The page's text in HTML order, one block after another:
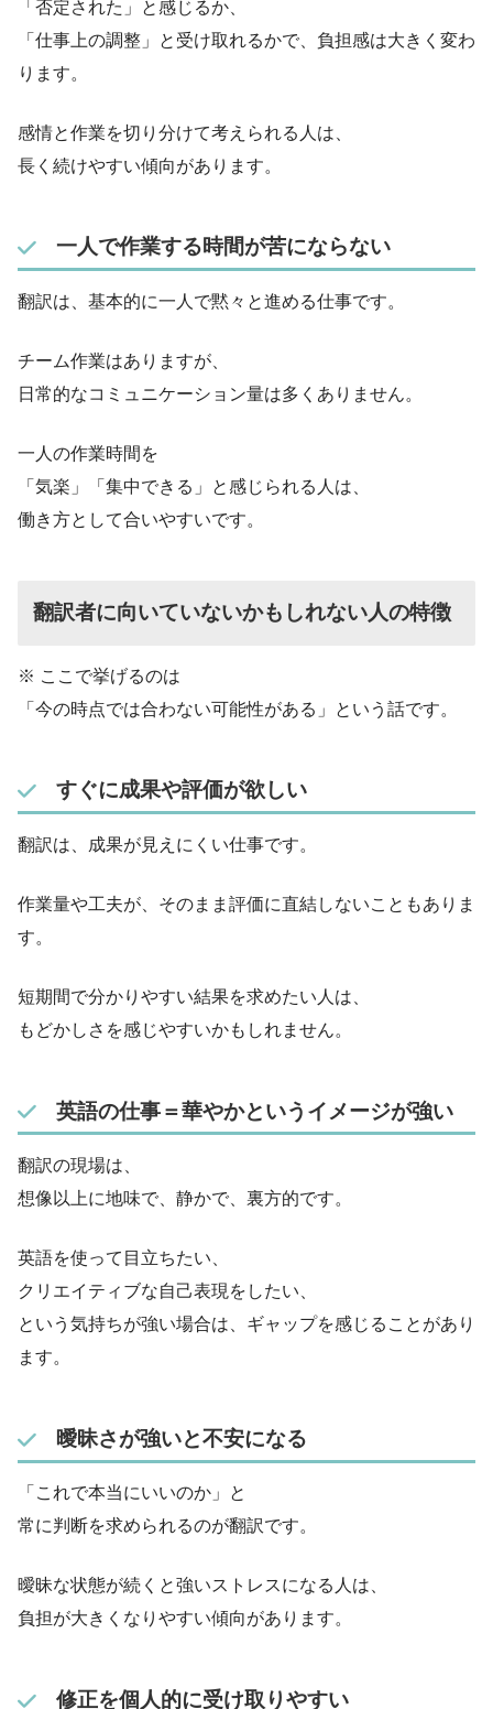
「否定された」と感じるか、
「仕事上の調整」と受け取れるかで、負担感は大きく変わ
ります。
感情と作業を切り分けて考えられる人は、
長く続けやすい傾向があります。
一人で作業する時間が苦にならない
翻訳は、基本的に一人で黙々と進める仕事です。
チーム作業はありますが、
日常的なコミュニケーション量は多くありません。
一人の作業時間を
「気楽」「集中できる」と感じられる人は、
働き方として合いやすいです。
翻訳者に向いていないかもしれない人の特徴
※ ここで挙げるのは
「今の時点では合わない可能性がある」という話です。
すぐに成果や評価が欲しい
翻訳は、成果が見えにくい仕事です。
作業量や工夫が、そのまま評価に直結しないこともありま
す。
短期間で分かりやすい結果を求めたい人は、
もどかしさを感じやすいかもしれません。
英語の仕事＝華やかというイメージが強い
翻訳の現場は、
想像以上に地味で、静かで、裏方的です。
英語を使って目立ちたい、
クリエイティブな自己表現をしたい、
という気持ちが強い場合は、ギャップを感じることがあり
ます。
曖昧さが強いと不安になる
「これで本当にいいのか」と
常に判断を求められるのが翻訳です。
曖昧な状態が続くと強いストレスになる人は、
負担が大きくなりやすい傾向があります。
修正を個人的に受け取りやすい